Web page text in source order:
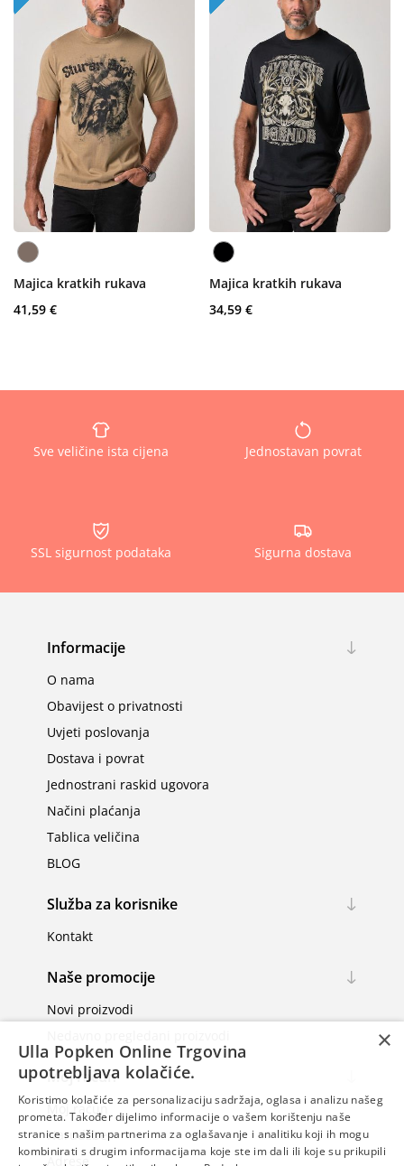
Majica kratkih rukava
41,59 €
Majica kratkih rukava
34,59 €
Sve veličine ista cijena Jednostavan povrat
SSL sigurnost podataka Sigurna dostava
Informacije
O nama
Obavijest o privatnosti
Uvjeti poslovanja
Dostava i povrat
Jednostrani raskid ugovora
Načini plaćanja
Tablica veličina
BLOG
Služba za korisnike
Kontakt
Naše promocije
Novi proizvodi
Moj račun
Moj račun
Narudžbe
Adrese
×
Ulla Popken Online Trgovina
upotrebljava kolačiće.
Koristimo kolačiće za personalizaciju sadržaja, oglasa i analizu našeg
prometa. Također dijelimo informacije o vašem korištenju naše
stranice s našim partnerima za oglašavanje i analitiku koji ih mogu
kombinirati s drugim informacijama koje ste im dali ili koje su prikupili